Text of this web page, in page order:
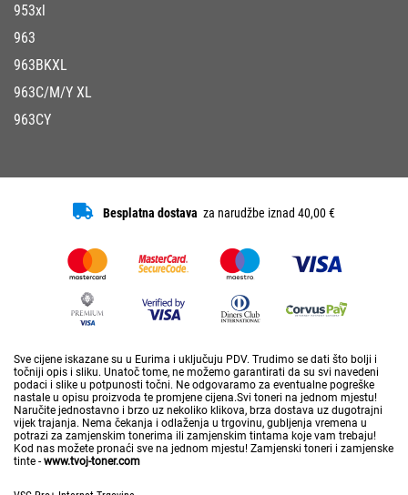
953xl
963
963BKXL
963C/M/Y XL
963CY
Besplatna dostava za narudžbe iznad 40,00 €
Sve cijene iskazane su u Eurima i uključuju PDV. Trudimo se dati što bolji i
točniji opis i sliku. Unatoč tome, ne možemo garantirati da su svi navedeni
podaci i slike u potpunosti točni. Ne odgovaramo za eventualne pogreške
nastale u opisu proizvoda te promjene cijena.Svi toneri na jednom mjestu!
Naručite jednostavno i brzo uz nekoliko klikova, brza dostava uz dugotrajni
vijek trajanja. Nema čekanja i odlaženja u trgovinu, gubljenja vremena u
potrazi za zamjenskim tonerima ili zamjenskim tintama koje vam trebaju!
Kod nas možete pronaći sve na jednom mjestu! Zamjenski toneri i zamjenske
tinte - www.tvoj-toner.com